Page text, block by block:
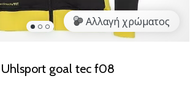
Αλλαγή χρώματος
Uhlsport goal tec f08